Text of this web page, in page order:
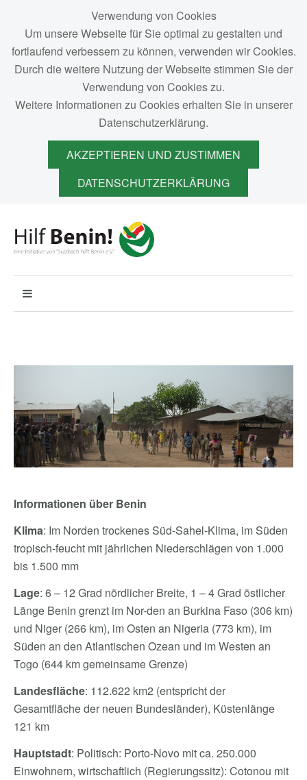
Verwendung von Cookies
Um unsere Webseite für Sie optimal zu gestalten und
fortlaufend verbessern zu können, verwenden wir Cookies.
Durch die weitere Nutzung der Webseite stimmen Sie der
Verwendung von Cookies zu.
Weitere Informationen zu Cookies erhalten Sie in unserer
Datenschutzerklärung.
AKZEPTIEREN UND ZUSTIMMEN
DATENSCHUTZERKLÄRUNG
Informationen über Benin
Klima: Im Norden trockenes Süd-Sahel-Klima, im Süden
tropisch-feucht mit jährlichen Niederschlägen von 1.000
bis 1.500 mm
Lage: 6 – 12 Grad nördlicher Breite, 1 – 4 Grad östlicher
Länge Benin grenzt im Nor-den an Burkina Faso (306 km)
und Niger (266 km), im Osten an Nigeria (773 km), im
Süden an den Atlantischen Ozean und im Westen an
Togo (644 km gemeinsame Grenze)
Landesfläche: 112.622 km2 (entspricht der
Gesamtfläche der neuen Bundesländer), Küstenlänge
121 km
Hauptstadt: Politisch: Porto-Novo mit ca. 250.000
Einwohnern, wirtschaftlich (Regierungssitz): Cotonou mit